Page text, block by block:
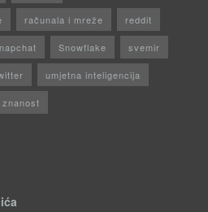
računala i mreže reddit
Snowflake svemir
umjetna inteligencija
znanost